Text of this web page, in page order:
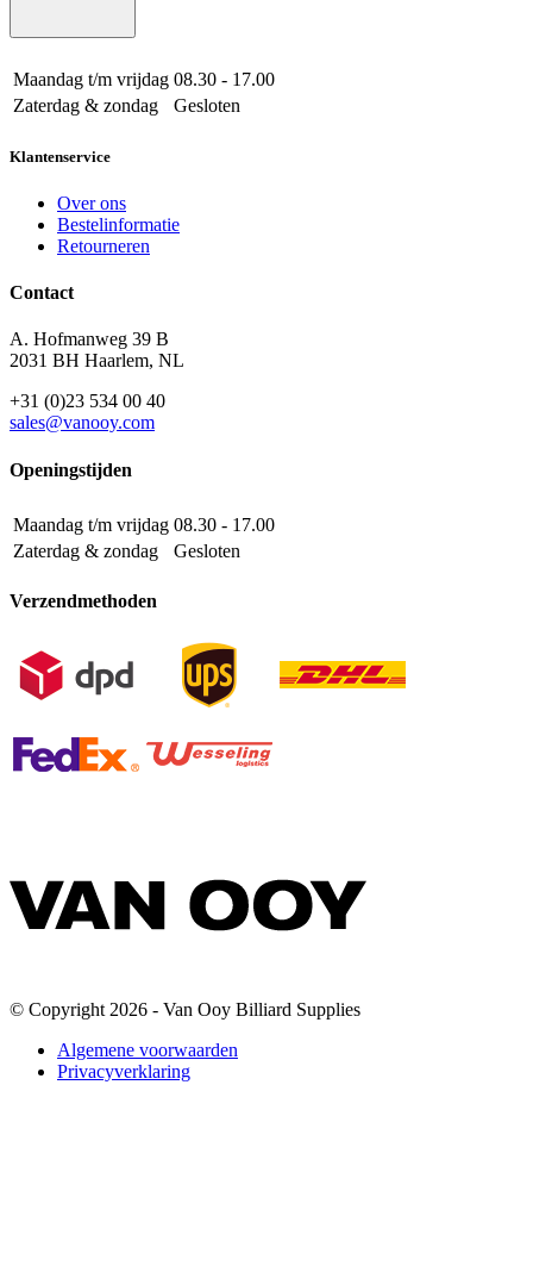
Maandag t/m vrijdag 08.30 - 17.00
Zaterdag & zondag
Gesloten
Klantenservice
Over ons
Bestelinformatie
Retourneren
Contact
A. Hofmanweg 39 B
2031 BH Haarlem, NL
+31 (0)23 534 00 40
sales@vanooy.com
Openingstijden
Maandag t/m vrijdag 08.30 - 17.00
Zaterdag & zondag
Gesloten
Verzendmethoden
© Copyright 2026 - Van Ooy Billiard Supplies
Algemene voorwaarden
Privacyverklaring